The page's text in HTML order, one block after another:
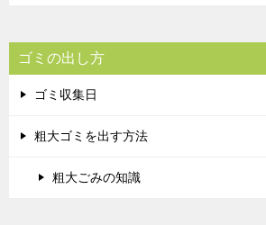
ゴミの出し方
ゴミ収集日
粗大ゴミを出す方法
粗大ごみの知識